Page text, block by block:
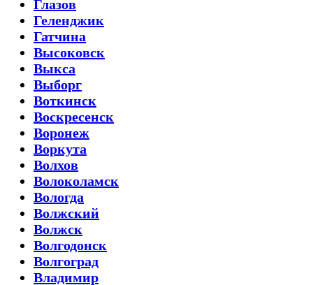
Глазов
Геленджик
Гатчина
Высоковск
Выкса
Выборг
Воткинск
Воскресенск
Воронеж
Воркута
Волхов
Волоколамск
Вологда
Волжский
Волжск
Волгодонск
Волгоград
Владимир